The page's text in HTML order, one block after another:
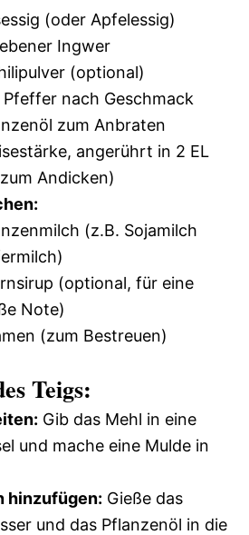
(oder Apfelessig)
Ingwer
(optional)
Pfeffer nach Geschmack
zum Anbraten
angerührt in 2 EL
Andicken)
(z.B. Sojamilch
(optional, für eine
Note)
(zum Bestreuen)
Teigs:
Gib das Mehl in eine
und mache eine Mulde in
hinzufügen: Gieße das
und das Pflanzenöl in die